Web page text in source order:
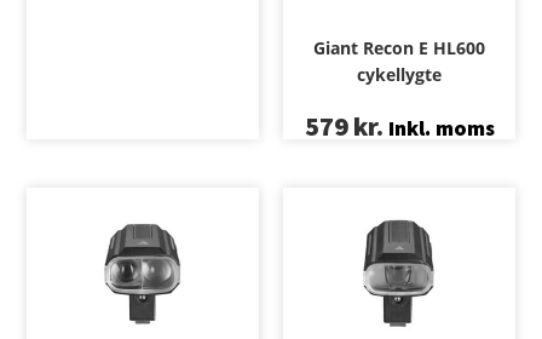
Giant Recon E HL600
cykellygte
579kr. Inkl. moms